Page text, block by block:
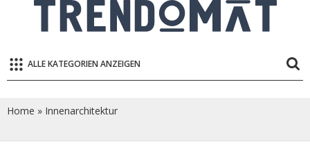
ALLE KATEGORIEN ANZEIGEN
Home » Innenarchitektur